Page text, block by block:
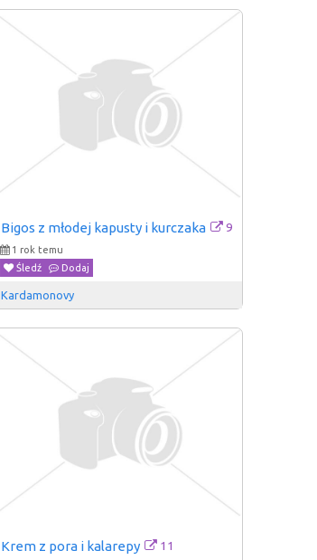
Bigos z młodej kapusty i kurczaka 9
1 rok temu
Śledź
Dodaj
Kardamonovy
Krem z pora i kalarepy 11